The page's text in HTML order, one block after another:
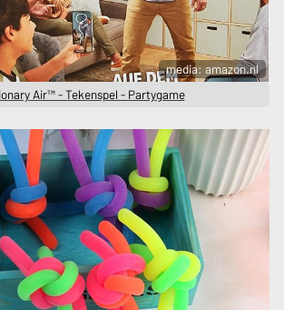
media: amazon.nl
Air™ - Tekenspel - Partygame